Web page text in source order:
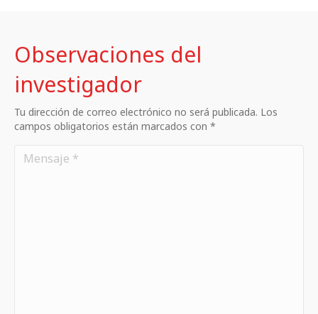
Observaciones del
investigador
Tu dirección de correo electrónico no será publicada. Los
campos obligatorios están marcados con *